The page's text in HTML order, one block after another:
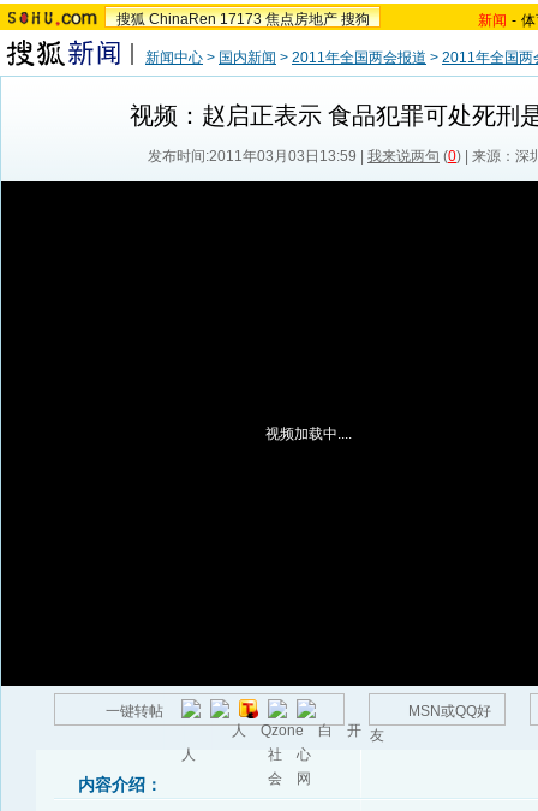
搜狐 ChinaRen 17173 焦点房地产 搜狗 新闻 -
新闻中心 > 国内新闻 > 2011年全国两会报道 > 2011年全国两
视频：赵启正表示 食品犯罪可处死刑
发布时间:2011年03月03日13:59 | 我来说两句 (0) | 来源：深
视频加载中....
一键转帖
MSN或QQ好
友
内容介绍：